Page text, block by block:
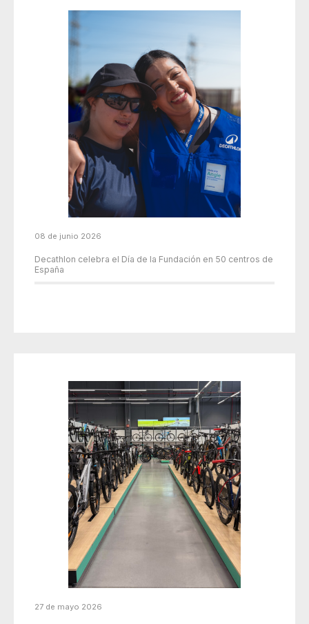
08 de junio 2026
Decathlon celebra el Día de la Fundación en 50 centros de
España
27 de mayo 2026